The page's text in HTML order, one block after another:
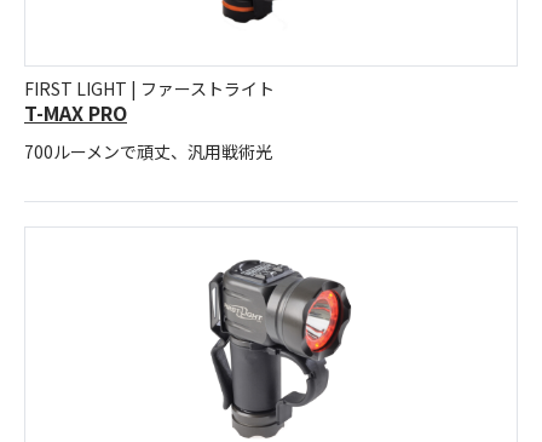
FIRST LIGHT | ファーストライト
T-MAX PRO
700ルーメンで頑丈、汎用戦術光